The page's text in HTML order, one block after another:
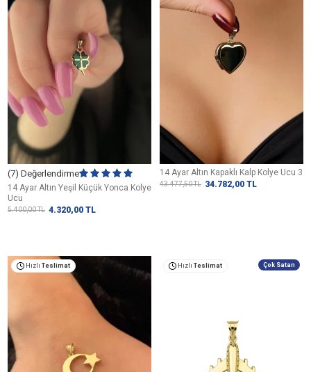
(7) Değerlendirme
14 Ayar Altın Yeşil Küçük Yonca Kolye
Ucu
5.400,00TL 4.320,00 TL
14 Ayar Altın Kapaklı Kalp Kolye Ucu 3
43.477,50TL 34.782,00 TL
Hızlı Teslimat Hızlı Teslimat Çok Satan